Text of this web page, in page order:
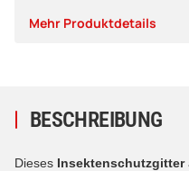
Mehr Produktdetails
BESCHREIBUNG
Dieses Insektenschutzgitter